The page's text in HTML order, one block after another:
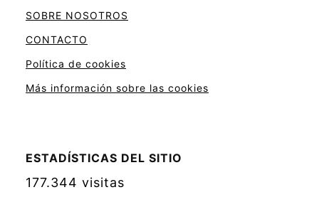
SOBRE NOSOTROS
CONTACTO
Política de cookies
Más información sobre las cookies
ESTADÍSTICAS DEL SITIO
177.344 visitas